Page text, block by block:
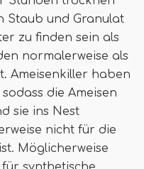
Staub und Granulat
zu finden sein als
normalerweise als
Ameisenkiller haben
die Ameisen
sie ins Nest
nicht für die
Möglicherweise